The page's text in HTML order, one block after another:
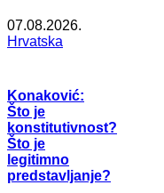
07.08.2026.
Hrvatska
Konaković:
Što je
konstitutivnost?
Što je
legitimno
predstavljanje?